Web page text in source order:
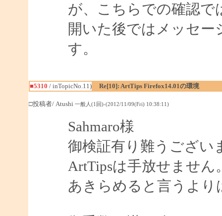
が、こちらでの確認で
開いた後ではメッセ
す。
■5310 / inTopicNo.11) Re[10]: ArtTips Firefox14.01の環境
□投稿者/ Atushi 一般人(1回)-(2012/11/09(Fri) 10:38:11)
Sahmaro様
御検証有り難うござい
ArtTipsは手放せませ
あきらめると言うよ